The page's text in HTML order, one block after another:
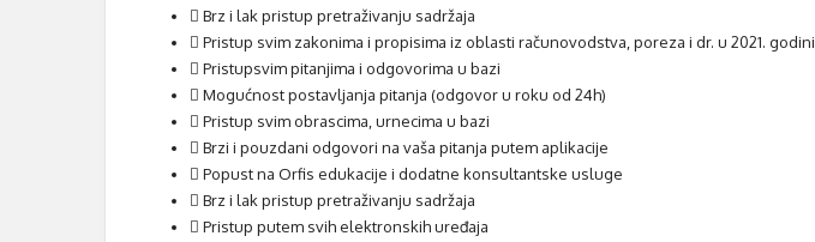
Brz i lak pristup pretraživanju sadržaja
Pristup svim zakonima i propisima iz oblasti računovodstva, poreza i dr. u 2021. godini
Pristupsvim pitanjima i odgovorima u bazi
Mogućnost postavljanja pitanja (odgovor u roku od 24h)
Pristup svim obrascima, urnecima u bazi
Brzi i pouzdani odgovori na vaša pitanja putem aplikacije
Popust na Orfis edukacije i dodatne konsultantske usluge
Brz i lak pristup pretraživanju sadržaja
Pristup putem svih elektronskih uređaja